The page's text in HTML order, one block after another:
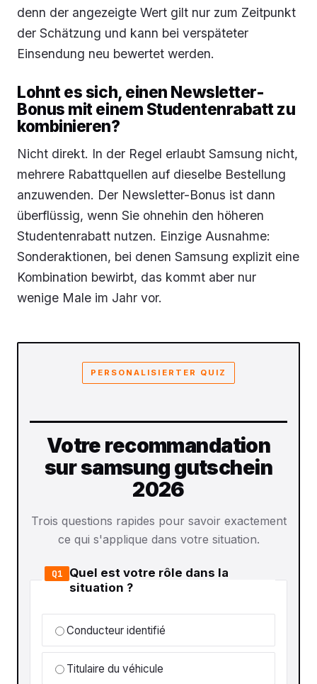
denn der angezeigte Wert gilt nur zum Zeitpunkt
der Schätzung und kann bei verspäteter
Einsendung neu bewertet werden.
Lohnt es sich, einen Newsletter-
Bonus mit einem Studentenrabatt zu
kombinieren?
Nicht direkt. In der Regel erlaubt Samsung nicht,
mehrere Rabattquellen auf dieselbe Bestellung
anzuwenden. Der Newsletter-Bonus ist dann
überflüssig, wenn Sie ohnehin den höheren
Studentenrabatt nutzen. Einzige Ausnahme:
Sonderaktionen, bei denen Samsung explizit eine
Kombination bewirbt, das kommt aber nur
wenige Male im Jahr vor.
PERSONALISIERTER QUIZ
Votre recommandation
sur samsung gutschein
2026
Trois questions rapides pour savoir exactement
ce qui s'applique dans votre situation.
Q1
Quel est votre rôle dans la
situation ?
Conducteur identifié
Titulaire du véhicule